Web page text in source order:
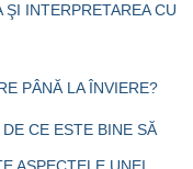
INTERPRETAREA CU
PÂNĂ LA ÎNVIERE?
CE ESTE BINE SĂ